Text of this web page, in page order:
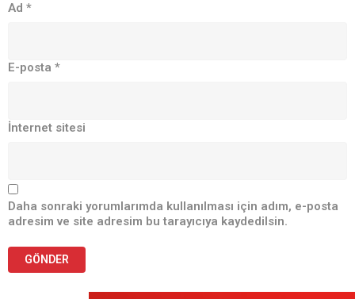
Ad *
E-posta *
İnternet sitesi
Daha sonraki yorumlarımda kullanılması için adım, e-posta
adresim ve site adresim bu tarayıcıya kaydedilsin.